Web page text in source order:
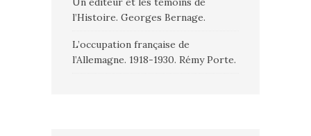
l’Histoire. Georges Bernage.
L’occupation française de
l’Allemagne. 1918-1930. Rémy Porte.